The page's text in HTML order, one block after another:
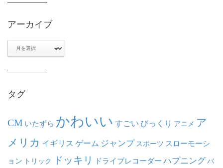
アーカイブ
タグ
CM いたずら かわいい すごい びっくり アニメ ア
メリカ イギリス ゲーム ジャンプ スポーツ スローモーシ
ョン トリック ドッキリ ドライブレコーダー ハプニング バ